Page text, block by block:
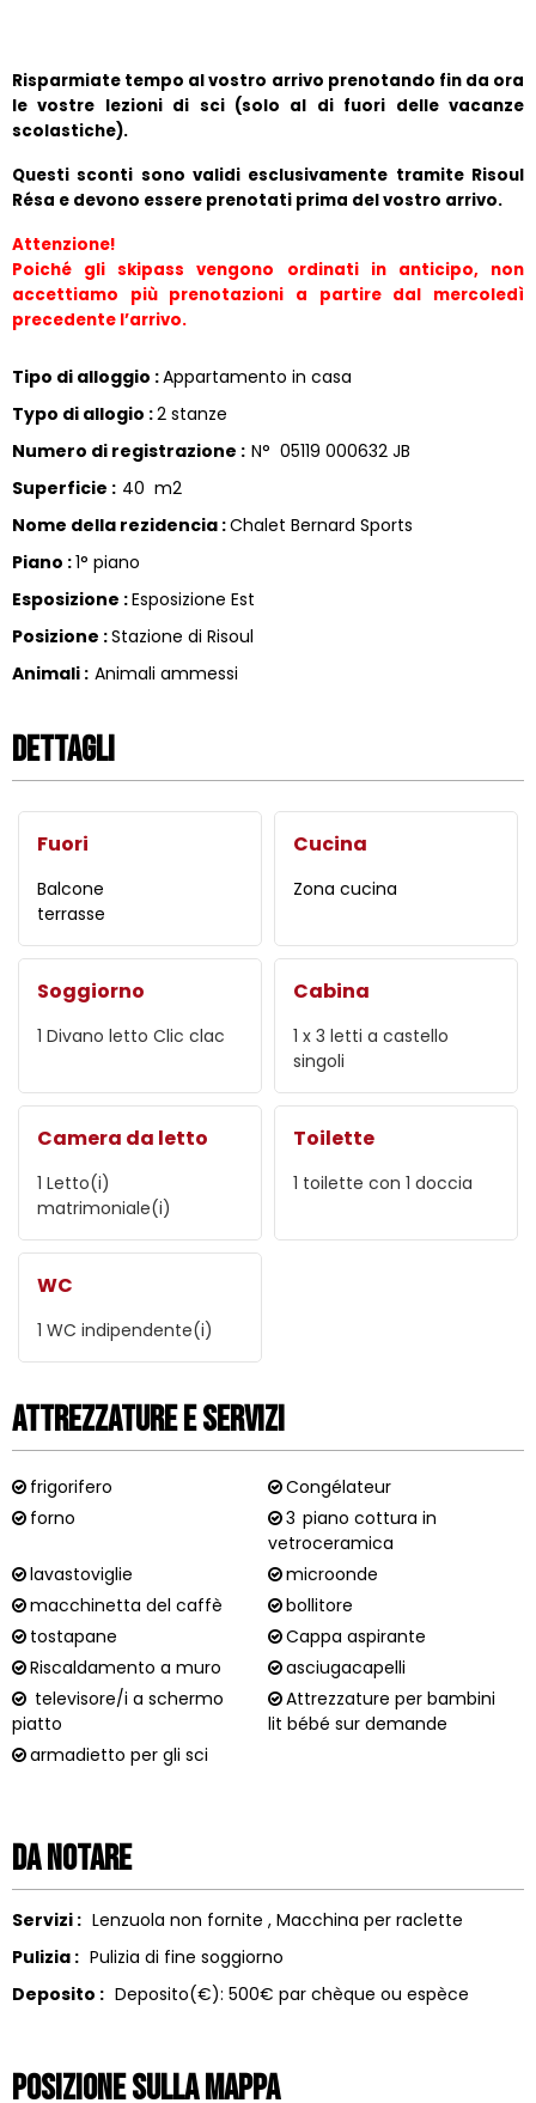
Risparmiate tempo al vostro arrivo prenotando fin da ora
le vostre lezioni di sci (solo al di fuori delle vacanze
scolastiche).
Questi sconti sono validi esclusivamente tramite Risoul
Résa e devono essere prenotati prima del vostro arrivo.
Attenzione!
Poiché gli skipass vengono ordinati in anticipo, non
accettiamo più prenotazioni a partire dal mercoledì
precedente l’arrivo.
Tipo di alloggio :Appartamento in casa
Typo di allogio :2 stanze
Numero di registrazione : N° 05119 000632 JB
Superficie : 40 m2
Nome della rezidencia :Chalet Bernard Sports
Piano :1° piano
Esposizione :Esposizione Est
Posizione :Stazione di Risoul
Animali : Animali ammessi
Dettagli
Fuori
Balcone
terrasse
Cucina
Zona cucina
Soggiorno
1 Divano letto Clic clac
Cabina
1 x 3 letti a castello
singoli
Camera da letto
1 Letto(i)
matrimoniale(i)
Toilette
1 toilette con 1 doccia
WC
1 WC indipendente(i)
Attrezzature e Servizi
frigorifero
Congélateur
forno
3 piano cottura in
vetroceramica
lavastoviglie
microonde
macchinetta del caffè
bollitore
tostapane
Cappa aspirante
Riscaldamento a muro
asciugacapelli
televisore/i a schermo
piatto
Attrezzature per bambini
lit bébé sur demande
armadietto per gli sci
Da notare
Servizi : Lenzuola non fornite Macchina per raclette
Pulizia : Pulizia di fine soggiorno
Deposito : Deposito(€): 500€ par chèque ou espèce
Posizione sulla mappa